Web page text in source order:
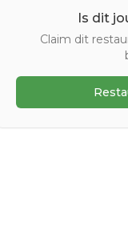
Is dit
Claim dit